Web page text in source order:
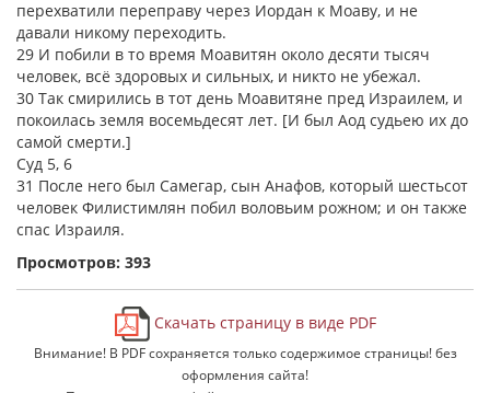
перехватили переправу через Иордан к Моаву, и не
давали никому переходить.
29 И побили в то время Моавитян около десяти тысяч
человек, всё здоровых и сильных, и никто не убежал.
30 Так смирились в тот день Моавитяне пред Израилем, и
покоилась земля восемьдесят лет. [И был Аод судьею их до
самой смерти.]
Суд 5, 6
31 После него был Самегар, сын Анафов, который шестьсот
человек Филистимлян побил воловьим рожном; и он также
спас Израиля.
Просмотров: 393
Скачать страницу в виде PDF
Внимание! В PDF сохраняется только содержимое страницы! без
оформления сайта!